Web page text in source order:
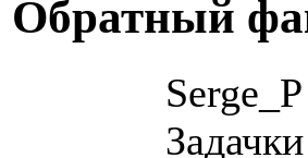
Обратный